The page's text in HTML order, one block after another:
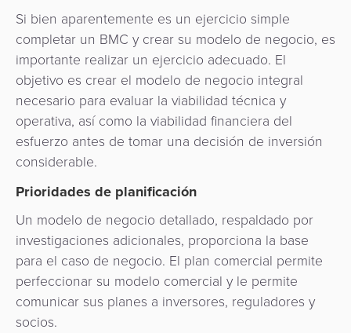
Si bien aparentemente es un ejercicio simple
completar un BMC y crear su modelo de negocio, es
importante realizar un ejercicio adecuado. El
objetivo es crear el modelo de negocio integral
necesario para evaluar la viabilidad técnica y
operativa, así como la viabilidad financiera del
esfuerzo antes de tomar una decisión de inversión
considerable.
Prioridades de planificación
Un modelo de negocio detallado, respaldado por
investigaciones adicionales, proporciona la base
para el caso de negocio. El plan comercial permite
perfeccionar su modelo comercial y le permite
comunicar sus planes a inversores, reguladores y
socios.